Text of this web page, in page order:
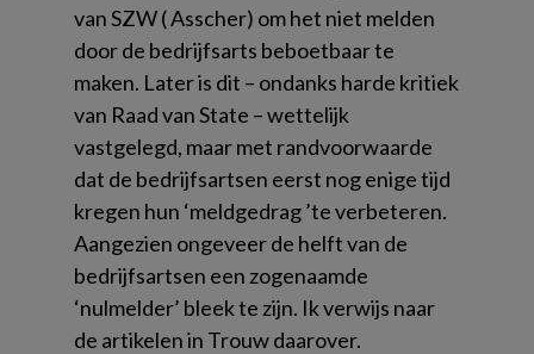
van SZW ( Asscher) om het niet melden
door de bedrijfsarts beboetbaar te
maken. Later is dit – ondanks harde kritiek
van Raad van State – wettelijk
vastgelegd, maar met randvoorwaarde
dat de bedrijfsartsen eerst nog enige tijd
kregen hun ‘meldgedrag ’te verbeteren.
Aangezien ongeveer de helft van de
bedrijfsartsen een zogenaamde
‘nulmelder’ bleek te zijn. Ik verwijs naar
de artikelen in Trouw daarover.